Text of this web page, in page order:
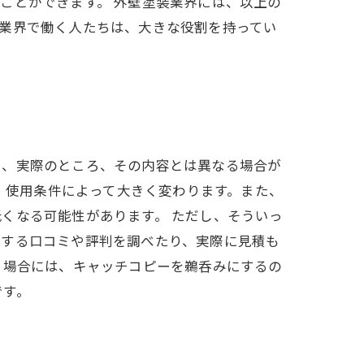
界で働く人たちは、大きな役割を持ってい
実際のところ、その内容とは異なる場合が
用条件によって大きく変わります。また、
なる可能性があります。 ただし、そういっ
る口コミや評判を調べたり、実際に見積も
合には、キャッチコピーを鵜呑みにするの
。